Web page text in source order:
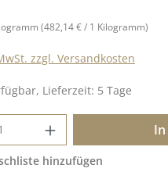
(482,14 € / 1 Kilogramm)
zzgl. Versandkosten
Lieferzeit: 5 Tage
Anzahl: Gib den
hinzufügen